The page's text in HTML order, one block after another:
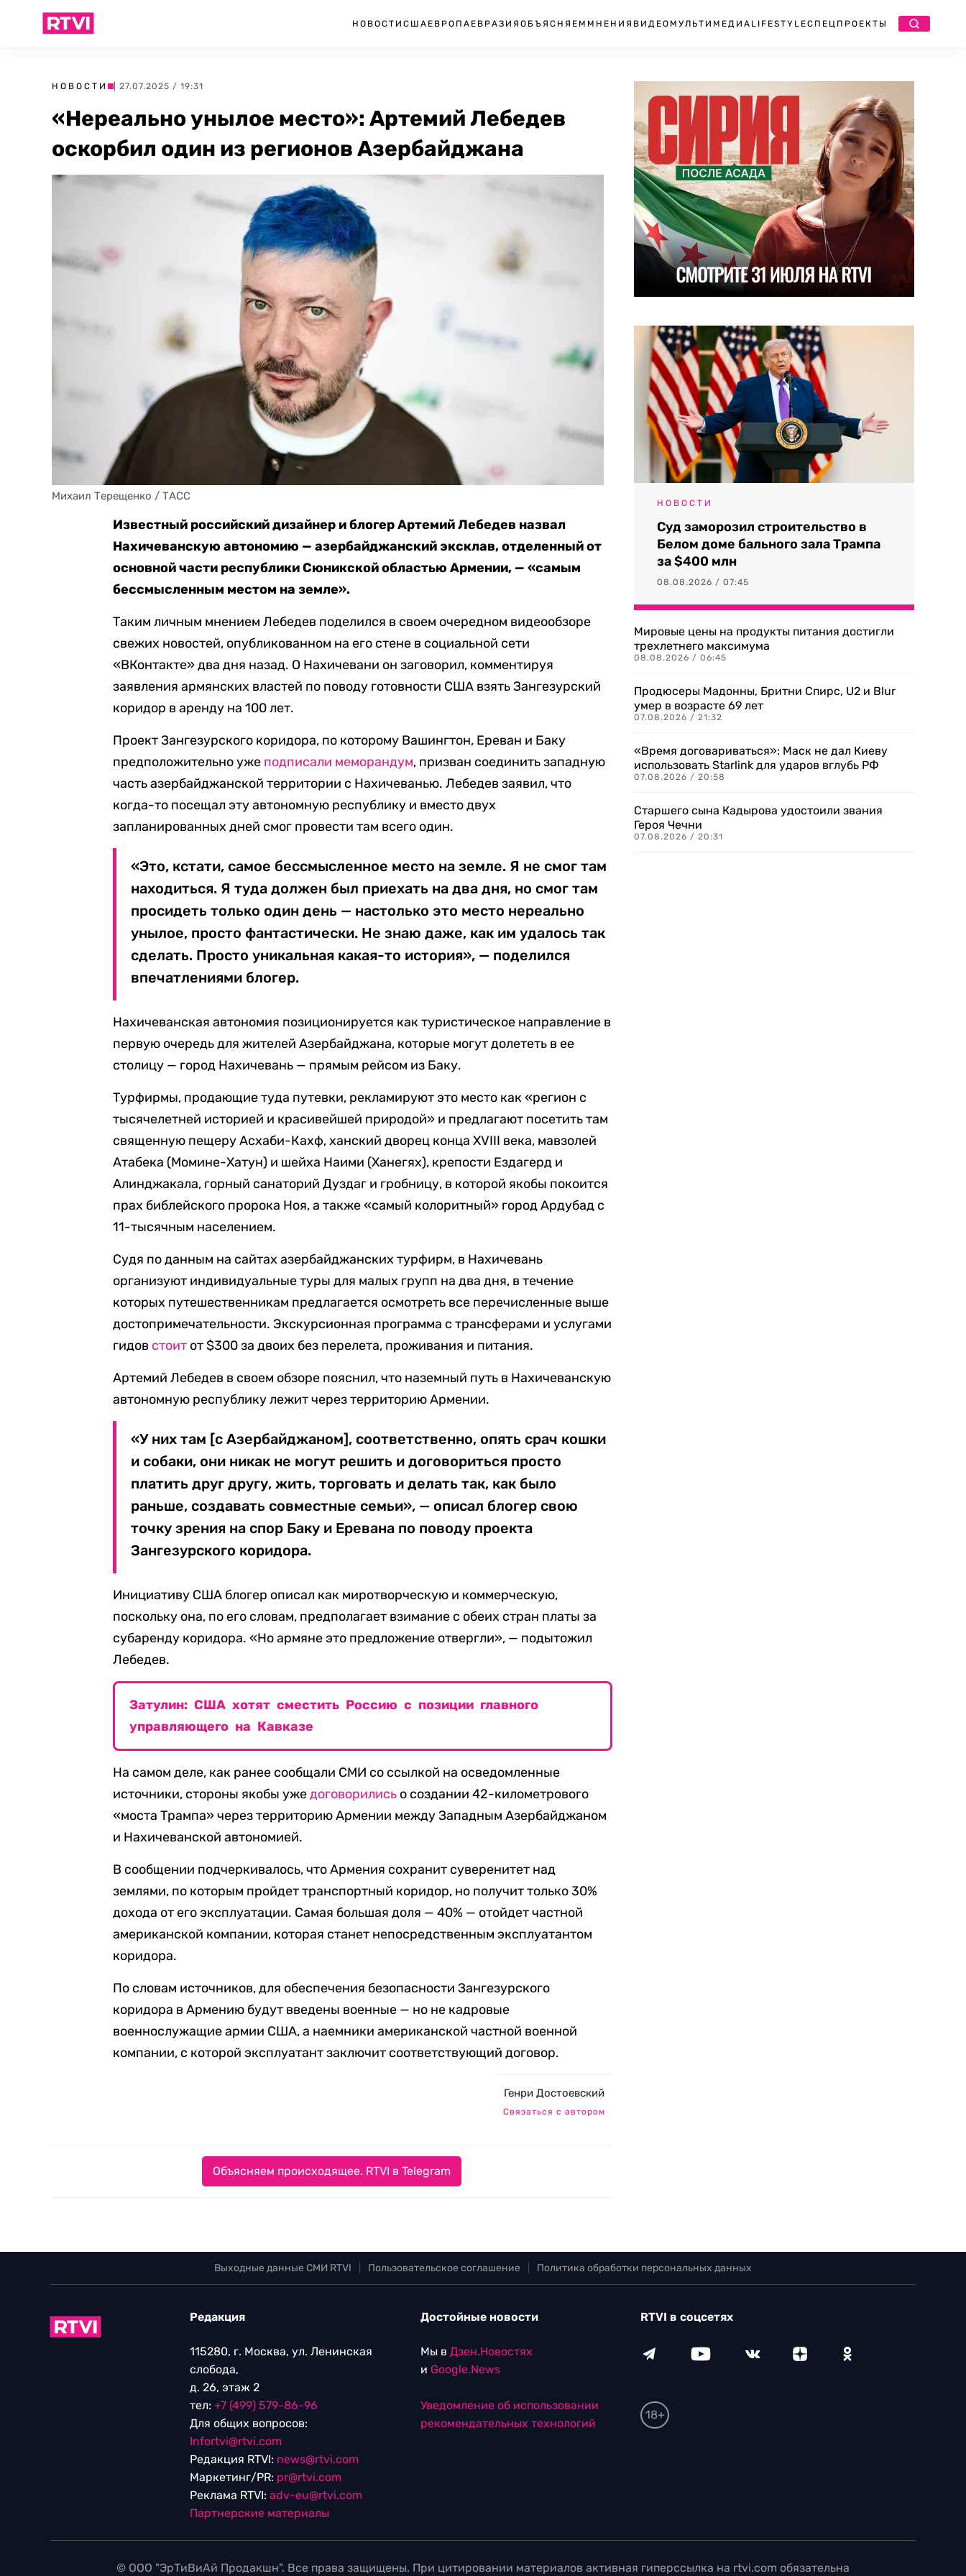
НОВОСТИ США ЕВРОПА ЕВРАЗИЯ ОБЪЯСНЯЕМ МНЕНИЯ ВИДЕО МУЛЬТИМЕДИА LIFESTYLEСПЕЦПРОЕКТЫ
НОВОСТИ | 27.07.2025 / 19:31
«Нереально унылое место»: Артемий Лебедев
оскорбил один из регионов Азербайджана
Михаил Терещенко / ТАСС
Известный российский дизайнер и блогер Артемий Лебедев назвал
Нахичеванскую автономию — азербайджанский эксклав, отделенный от
основной части республики Сюникской областью Армении, — «самым
бессмысленным местом на земле».
Таким личным мнением Лебедев поделился в своем очередном видеообзоре
свежих новостей, опубликованном на его стене в социальной сети
«ВКонтакте» два дня назад. О Нахичевани он заговорил, комментируя
заявления армянских властей по поводу готовности США взять Зангезурский
коридор в аренду на 100 лет.
Проект Зангезурского коридора, по которому Вашингтон, Ереван и Баку
предположительно уже подписали меморандум, призван соединить западную
часть азербайджанской территории с Нахичеванью. Лебедев заявил, что
когда-то посещал эту автономную республику и вместо двух
запланированных дней смог провести там всего один.
«Это, кстати, самое бессмысленное место на земле. Я не смог там
находиться. Я туда должен был приехать на два дня, но смог там
просидеть только один день — настолько это место нереально
унылое, просто фантастически. Не знаю даже, как им удалось так
сделать. Просто уникальная какая-то история», — поделился
впечатлениями блогер.
Нахичеванская автономия позиционируется как туристическое направление в
первую очередь для жителей Азербайджана, которые могут долететь в ее
столицу — город Нахичевань — прямым рейсом из Баку.
Турфирмы, продающие туда путевки, рекламируют это место как «регион с
тысячелетней историей и красивейшей природой» и предлагают посетить там
священную пещеру Асхаби-Кахф, ханский дворец конца XVIII века, мавзолей
Атабека (Момине-Хатун) и шейха Наими (Ханегях), крепости Ездагерд и
Алинджакала, горный санаторий Дуздаг и гробницу, в которой якобы покоится
прах библейского пророка Ноя, а также «самый колоритный» город Ардубад с
11-тысячным населением.
Судя по данным на сайтах азербайджанских турфирм, в Нахичевань
организуют индивидуальные туры для малых групп на два дня, в течение
которых путешественникам предлагается осмотреть все перечисленные выше
достопримечательности. Экскурсионная программа с трансферами и услугами
гидов стоит от $300 за двоих без перелета, проживания и питания.
Артемий Лебедев в своем обзоре пояснил, что наземный путь в Нахичеванскую
автономную республику лежит через территорию Армении.
«У них там [с Азербайджаном], соответственно, опять срач кошки
и собаки, они никак не могут решить и договориться просто
платить друг другу, жить, торговать и делать так, как было
раньше, создавать совместные семьи», — описал блогер свою
точку зрения на спор Баку и Еревана по поводу проекта
Зангезурского коридора.
Инициативу США блогер описал как миротворческую и коммерческую,
поскольку она, по его словам, предполагает взимание с обеих стран платы за
субаренду коридора. «Но армяне это предложение отвергли», — подытожил
Лебедев.
Затулин: США хотят сместить Россию с позиции главного
управляющего на Кавказе
На самом деле, как ранее сообщали СМИ со ссылкой на осведомленные
источники, стороны якобы ужедоговорились о создании 42-километрового
«моста Трампа» через территорию Армении между Западным Азербайджаном
и Нахичеванской автономией.
В сообщении подчеркивалось, что Армения сохранит суверенитет над
землями, по которым пройдет транспортный коридор, но получит только 30%
дохода от его эксплуатации. Самая большая доля — 40% — отойдет частной
американской компании, которая станет непосредственным эксплуатантом
коридора.
По словам источников, для обеспечения безопасности Зангезурского
коридора в Армению будут введены военные — но не кадровые
военнослужащие армии США, а наемники американской частной военной
компании, с которой эксплуатант заключит соответствующий договор.
Генри Достоевский
Связаться с автором
Объясняем происходящее. RTVI в Telegram
НОВОСТИ
Суд заморозил строительство в
Белом доме бального зала Трампа
за $400 млн
08.08.2026 / 07:45
Мировые цены на продукты питания достигли
трехлетнего максимума
08.08.2026 / 06:45
Продюсеры Мадонны, Бритни Спирс, U2 и Blur
умер в возрасте 69 лет
07.08.2026 / 21:32
«Время договариваться»: Маск не дал Киеву
использовать Starlink для ударов вглубь РФ
07.08.2026 / 20:58
Старшего сына Кадырова удостоили звания
Героя Чечни
07.08.2026 / 20:31
Выходные данные СМИ RTVI Пользовательское соглашение Политика обработки персональных данных
Редакция
115280, г. Москва, ул. Ленинская
слобода,
д. 26, этаж 2
тел: +7 (499) 579-86-96
Для общих вопросов:
Infortvi@rtvi.com
Редакция RTVI: news@rtvi.com
Маркетинг/PR: pr@rtvi.com
Реклама RTVI: adv-eu@rtvi.com
Партнерские материалы
Достойные новости
Мы в Дзен.Новостях
и Google.News
Уведомление об использовании
рекомендательных технологий
RTVI в соцсетях
18+
© ООО "ЭрТиВиАй Продакшн". Все права защищены. При цитировании материалов активная гиперссылка на rtvi.com обязательна